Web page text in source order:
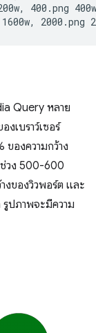
400.png
Query หลาย
งเบราว์เซอร์
ของความกว้าง
ช่วง 500-600
งของวิวพอร์ต และ
รูปภาพจะมีความ